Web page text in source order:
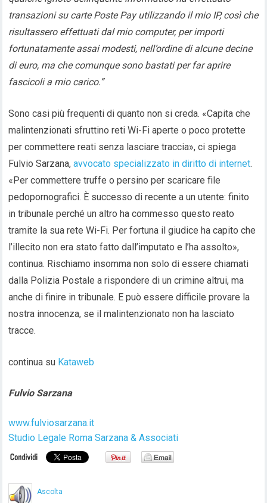
transazioni su carte Poste Pay utilizzando il mio IP, così che
risultassero effettuati dal mio computer, per importi
fortunatamente assai modesti, nell’ordine di alcune decine
di euro, ma che comunque sono bastati per far aprire
fascicoli a mio carico.”
Sono casi più frequenti di quanto non si creda. «Capita che
malintenzionati sfruttino reti Wi-Fi aperte o poco protette
per commettere reati senza lasciare traccia», ci spiega
Fulvio Sarzana, avvocato specializzato in diritto di internet.
«Per commettere truffe o persino per scaricare file
pedopornografici. È successo di recente a un utente: finito
in tribunale perché un altro ha commesso questo reato
tramite la sua rete Wi-Fi. Per fortuna il giudice ha capito che
l’illecito non era stato fatto dall’imputato e l’ha assolto»,
continua. Rischiamo insomma non solo di essere chiamati
dalla Polizia Postale a rispondere di un crimine altrui, ma
anche di finire in tribunale. E può essere difficile provare la
nostra innocenza, se il malintenzionato non ha lasciato
tracce.
continua su Kataweb
Fulvio Sarzana
www.fulviosarzana.it
Studio Legale Roma Sarzana & Associati
Ascolta